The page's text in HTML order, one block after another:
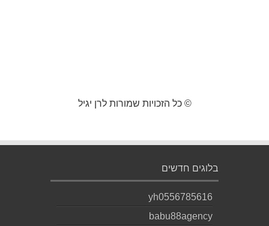
© כל הזכויות שמורות לרן יגיל
בלוגים חדשים
yh0556785616
babu88agency